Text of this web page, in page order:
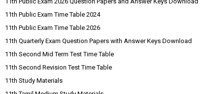
11th Public Exam Time Table 2024
11th Public Exam Time Table 2026
11th Quarterly Exam Question Papers with Answer Keys Download
11th Second Mid Term Test Time Table
11th Second Revision Test Time Table
11th Study Materials